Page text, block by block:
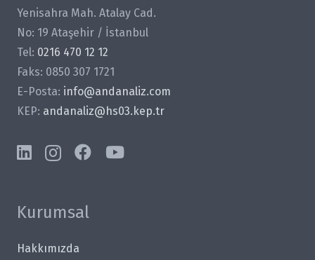
Yenisahra Mah. Atalay Cad.
No: 19 Ataşehir / İstanbul
Tel: 0216 470 12 12
Faks: 0850 307 1721
E-Posta: info@andanaliz.com
KEP: andanaliz@hs03.kep.tr
Kurumsal
Hakkımızda